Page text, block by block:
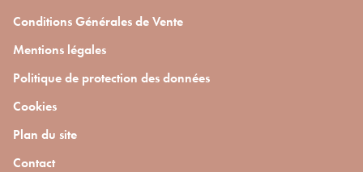
Conditions Générales de Vente
Mentions légales
Politique de protection des données
Cookies
Plan du site
Contact